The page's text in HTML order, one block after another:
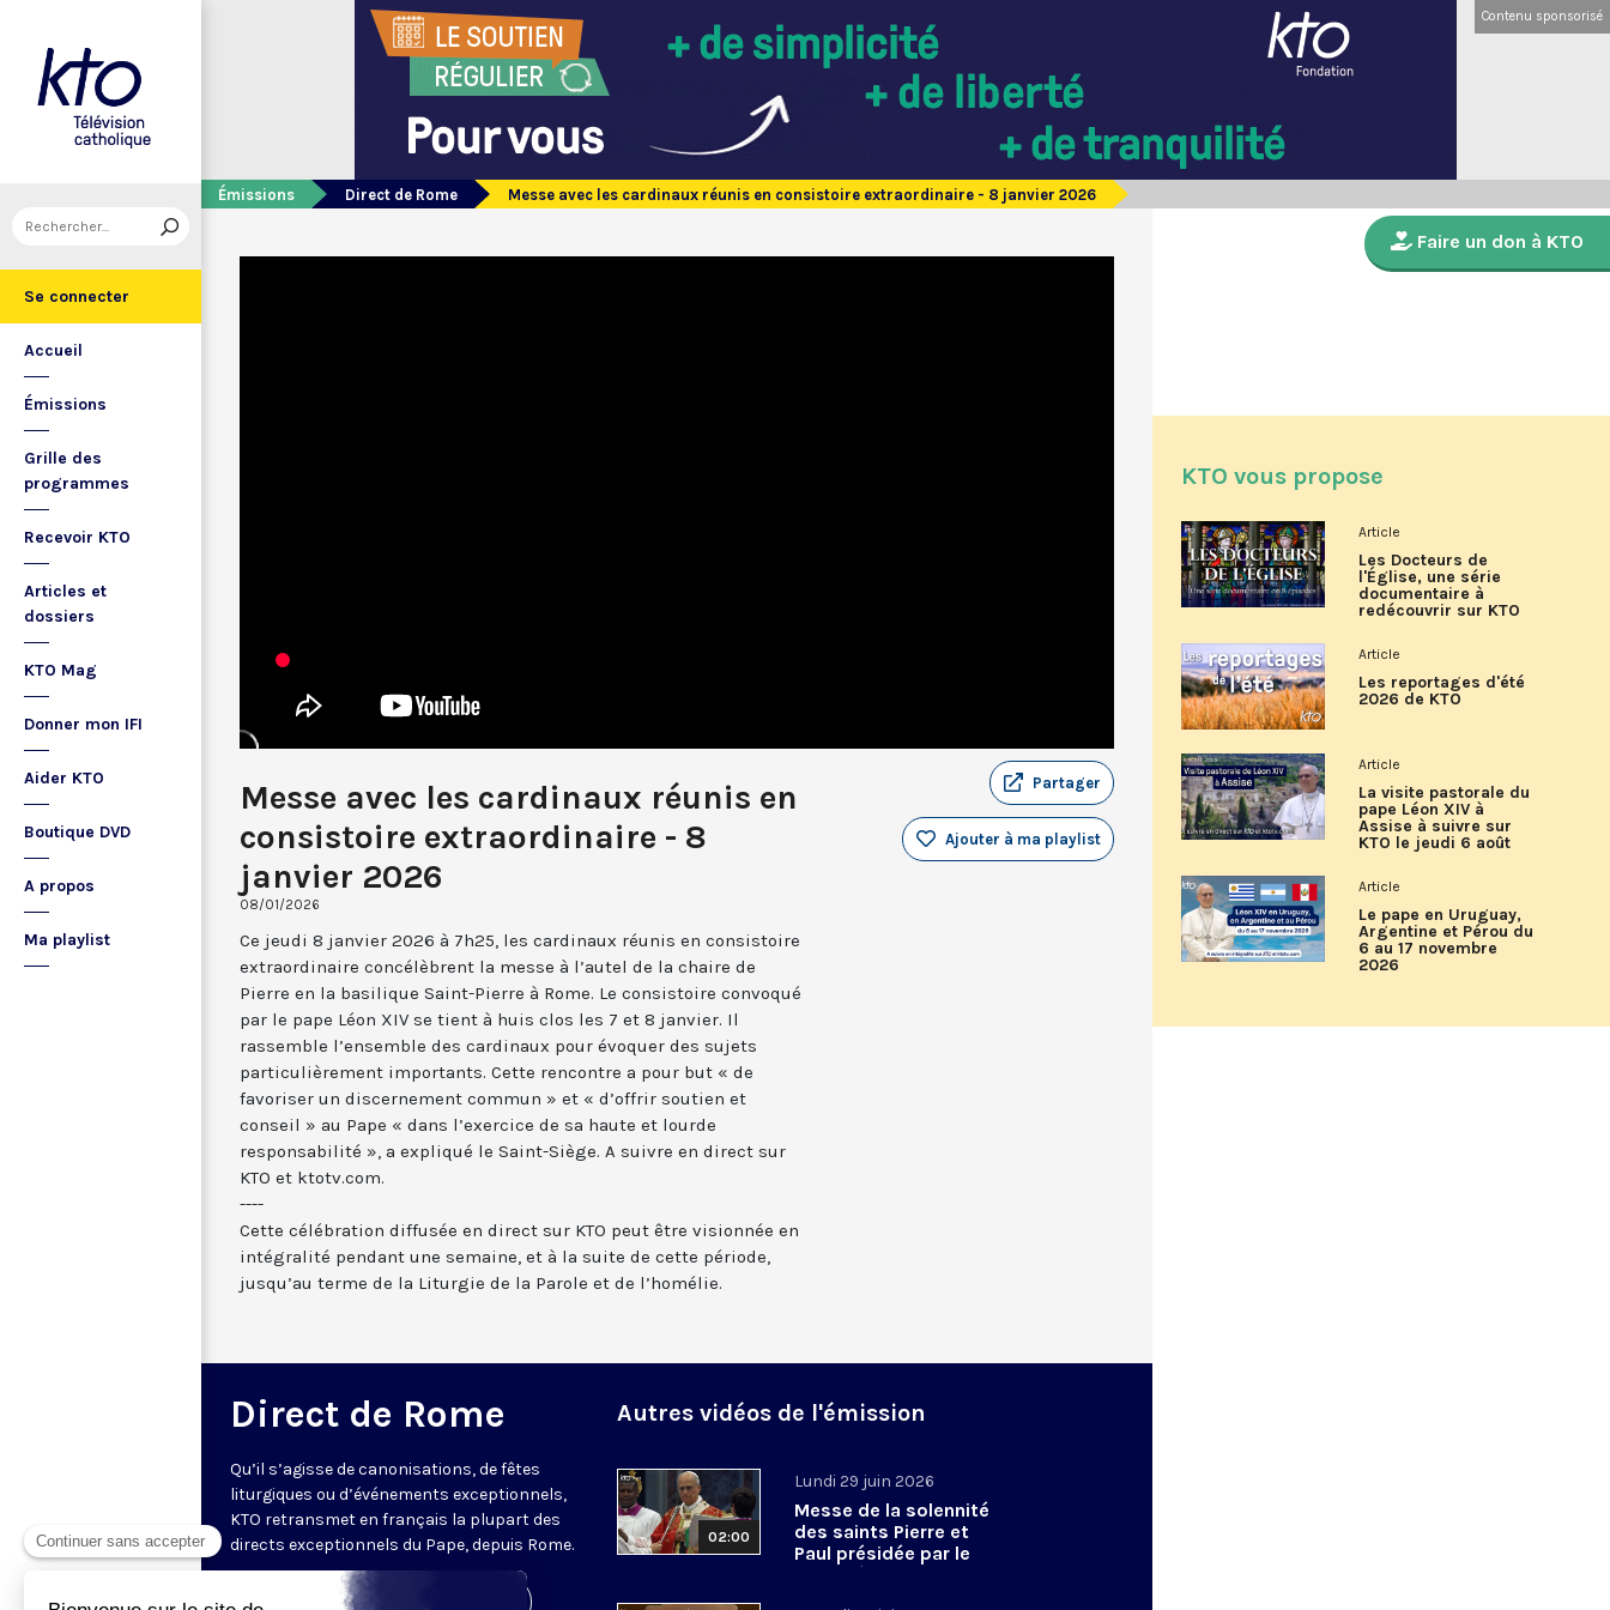
Se connecter
Accueil
Émissions
Grille des
programmes
Recevoir KTO
Articles et
dossiers
KTO Mag
Donner mon IFI
Aider KTO
Boutique DVD
A propos
Ma playlist
Contenu sponsorisé
Émissions Direct de Rome Messe avec les cardinaux réunis en consistoire extraordinaire - 8 janvier 2026
Messe avec les cardinaux réunis en
consistoire extraordinaire - 8
janvier 2026
08/01/2026
Partager
Ajouter à ma playlist
Ce jeudi 8 janvier 2026 à 7h25, les cardinaux réunis en consistoire
extraordinaire concélèbrent la messe à l’autel de la chaire de
Pierre en la basilique Saint-Pierre à Rome. Le consistoire convoqué
par le pape Léon XIV se tient à huis clos les 7 et 8 janvier. Il
rassemble l’ensemble des cardinaux pour évoquer des sujets
particulièrement importants. Cette rencontre a pour but « de
favoriser un discernement commun » et « d’offrir soutien et
conseil » au Pape « dans l’exercice de sa haute et lourde
responsabilité », a expliqué le Saint-Siège. A suivre en direct sur
KTO et ktotv.com.
----
Cette célébration diffusée en direct sur KTO peut être visionnée en
intégralité pendant une semaine, et à la suite de cette période,
jusqu’au terme de la Liturgie de la Parole et de l’homélie.
Direct de Rome
Qu’il s’agisse de canonisations, de fêtes
liturgiques ou d’événements exceptionnels,
KTO retransmet en français la plupart des
directs exceptionnels du Pape, depuis Rome.
Visiter la page de l'émission
Autres vidéos de l'émission
02:00
Lundi 29 juin 2026
Messe de la solennité
des saints Pierre et
Paul présidée par le
pape Léon XIV - 29 juin
Faire un don à KTO
KTO vous propose
Article
Les Docteurs de
l'Église, une série
documentaire à
redécouvrir sur KTO
Article
Les reportages d'été
2026 de KTO
Article
La visite pastorale du
pape Léon XIV à
Assise à suivre sur
KTO le jeudi 6 août
Article
Le pape en Uruguay,
Argentine et Pérou du
6 au 17 novembre
2026